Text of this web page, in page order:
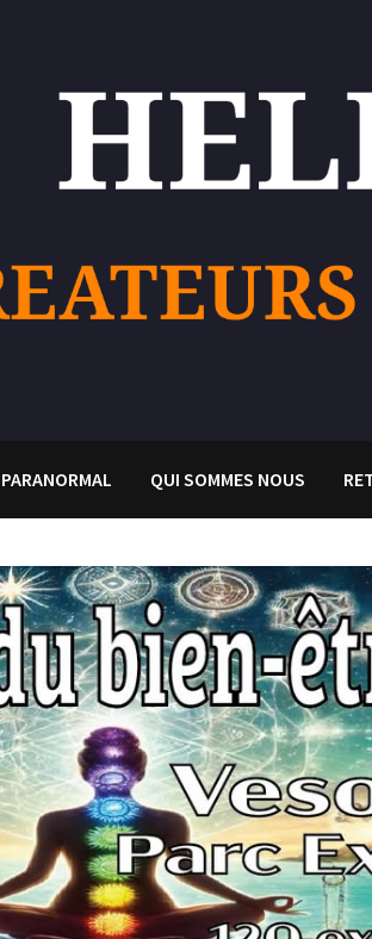
PARANORMAL QUI SOMMES NOUS